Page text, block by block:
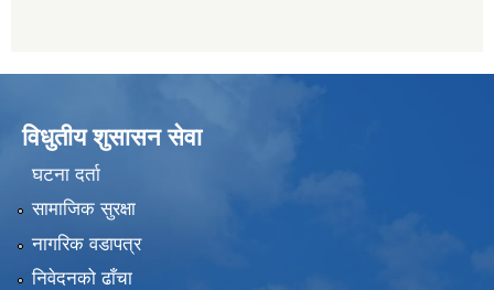
विधुतीय शुसासन सेवा
घटना दर्ता
सामाजिक सुरक्षा
नागरिक वडापत्र
निवेदनको ढाँचा